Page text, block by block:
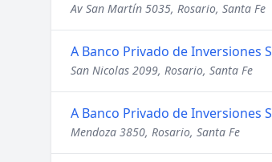
Av San Martín 5035, Rosario, Santa Fe
A Banco Privado de Inversiones S
San Nicolas 2099, Rosario, Santa Fe
A Banco Privado de Inversiones S
Mendoza 3850, Rosario, Santa Fe